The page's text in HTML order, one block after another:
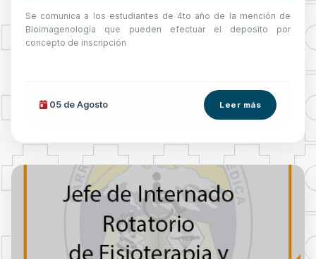
Se comunica a los estudiantes de 4to año de la mención de
Bioimagenología que pueden efectuar el deposito por
concepto de inscripción
05 de Agosto Leer más